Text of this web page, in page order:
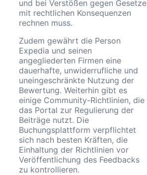
und bei Verstößen gegen Gesetze
mit rechtlichen Konsequenzen
rechnen muss.
Zudem gewährt die Person
Expedia und seinen
angegliederten Firmen eine
dauerhafte, unwiderrufliche und
uneingeschränkte Nutzung der
Bewertung. Weiterhin gibt es
einige Community-Richtlinien, die
das Portal zur Regulierung der
Beiträge nutzt. Die
Buchungsplattform verpflichtet
sich nach besten Kräften, die
Einhaltung der Richtlinien vor
Veröffentlichung des Feedbacks
zu kontrollieren.